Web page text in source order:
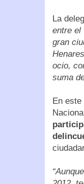
La
entre el
gran
ocio,
suma
En